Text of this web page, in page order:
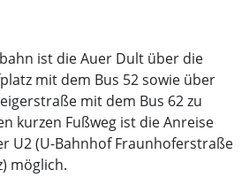
ist die Auer Dult über die
mit dem Bus 52 sowie über
mit dem Bus 62 zu
kurzen Fußweg ist die Anreise
U2 (U-Bahnhof Fraunhoferstraße
möglich.